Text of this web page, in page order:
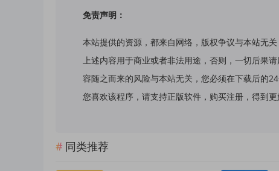
免责声明：
本站提供的资源，都来自网络，版权争议与本站无
上述内容用于商业或者非法用途，否则，一切后果
容随之而来的风险与本站无关，您必须在下载后的
您喜欢该程序，请支持正版软件，购买注册，得到
同类推荐